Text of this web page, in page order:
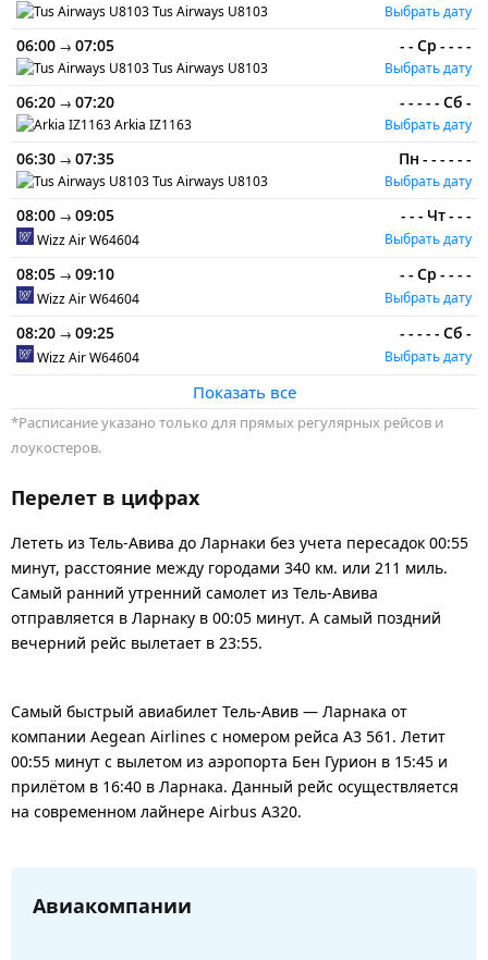
Tus Airways U8103 Выбрать дату
06:00 → 07:05
Tus Airways U8103
- - Ср - - - -
Выбрать дату
06:20 → 07:20
Arkia IZ1163
- - - - - Сб -
Выбрать дату
06:30 → 07:35
Tus Airways U8103
Пн - - - - - -
Выбрать дату
08:00 → 09:05
Wizz AirW64604
- - - Чт- - -
Выбрать дату
08:05 → 09:10
Wizz AirW64604
- - Ср - - - -
Выбрать дату
08:20 → 09:25
Wizz AirW64604
- - - - - Сб -
Выбрать дату
Показать все
*Расписание указано только для прямых регулярных рейсов и
лоукостеров.
Перелет в цифрах
Лететь из Тель-Авива до Ларнаки без учета пересадок 00:55
минут, расстояние между городами 340 км. или 211 миль.
Самый ранний утренний самолет из Тель-Авива
отправляется в Ларнаку в 00:05 минут. А самый поздний
вечерний рейс вылетает в 23:55.
Самый быстрый авиабилет Тель-Авив — Ларнака от
компании Aegean Airlines с номером рейса A3 561. Летит
00:55 минут с вылетом из аэропорта Бен Гурион в 15:45 и
прилётом в 16:40 в Ларнака. Данный рейс осуществляется
на современном лайнере Airbus A320.
Авиакомпании